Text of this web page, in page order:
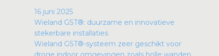
16 juni 2025
Wieland GST®: duurzame en innovatieve
stekerbare installaties
Wieland GST®-systeem zeer geschikt voor